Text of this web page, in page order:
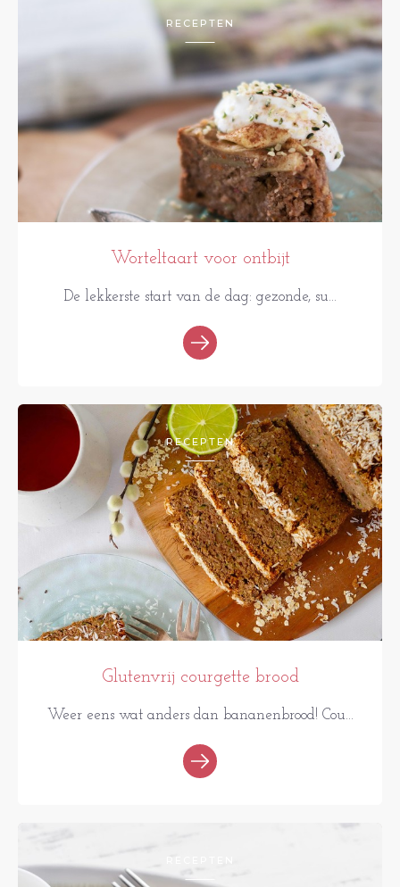
RECEPTEN
Worteltaart voor ontbijt
De lekkerste start van de dag: gezonde, su...
RECEPTEN
Glutenvrij courgette brood
Weer eens wat anders dan bananenbrood! Cou...
RECEPTEN